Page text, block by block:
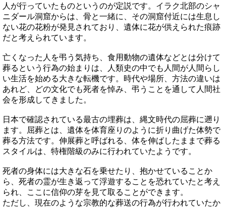
人が行っていたものというのが定説です。イラク北部のシャ
ニダール洞窟からは、骨と一緒に、その洞窟付近には生息し
ない花の花粉が発見されており、遺体に花が供えられた痕跡
だと考えられています。
亡くなった人を弔う気持ち、食用動物の遺体などとは分けて
葬るという行為の始まりは、人類史の中でも人間が人間らし
い生活を始める大きな転機です。時代や場所、方法の違いは
あれど、どの文化でも死者を悼み、弔うことを通して人間社
会を形成してきました。
日本で確認されている最古の埋葬は、縄文時代の屈葬に遡り
ます。屈葬とは、遺体を体育座りのように折り曲げた体勢で
葬る方法です。伸展葬と呼ばれる、体を伸ばしたままで葬る
スタイルは、特権階級のみに行われていたようです。
死者の身体には大きな石を乗せたり、抱かせていることか
ら、死者の霊が生き返って浮遊することを恐れていたと考え
られ、ここに信仰の芽を見て取ることができます。
ただし、現在のような宗教的な葬送の行為が行われていたか